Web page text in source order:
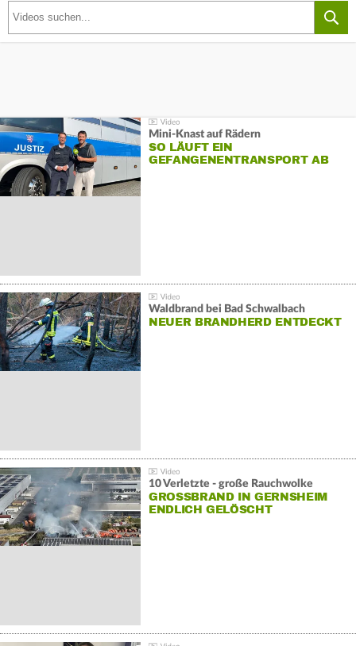
Mini-Knast auf Rädern
SO LÄUFT EIN
GEFANGENENTRANSPORT AB
Waldbrand bei Bad Schwalbach
NEUER BRANDHERD ENTDECKT
10 Verletzte - große Rauchwolke
GROSSBRAND IN GERNSHEIM E
NDLICH GELÖSCHT